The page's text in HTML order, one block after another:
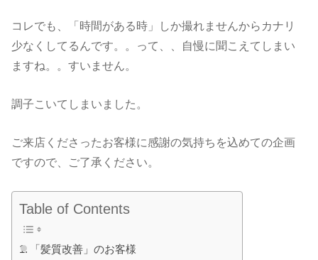
コレでも、「時間がある時」しか撮れませんからカナリ
少なくしてるんです。。って、、自慢に聞こえてしまい
ますね。。すいません。
調子こいてしまいました。
ご来店くださったお客様に感謝の気持ちを込めての企画
ですので、ご了承ください。
Table of Contents
「髪質改善」のお客様